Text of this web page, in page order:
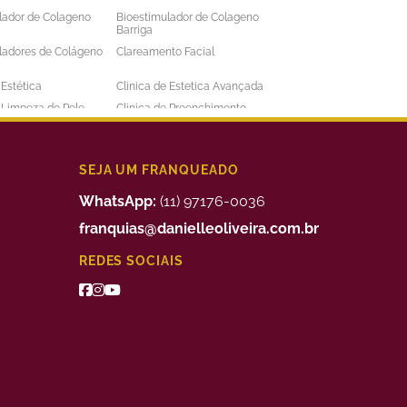
de Colageno
Bioestimulador de Colageno
Barriga
de Colágeno
Clareamento Facial
Clinica de Estetica Avançada
de Pele
Clinica de Preenchimento
Labial
Depilação a Laser Masculina
Preenchimento Facial Valor
Tratamento da Alopecia
de Bigode Chines
Tratamento de Celulite nas
SEJA UM FRANQUEADO
WhatsApp: (11) 97176-0036
franquias@danielleoliveira.com.br
REDES SOCIAIS